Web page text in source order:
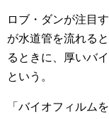
ロブ・ダンが注目
が水道管を流れる
るときに、厚いバ
という。
「バイオフィルム